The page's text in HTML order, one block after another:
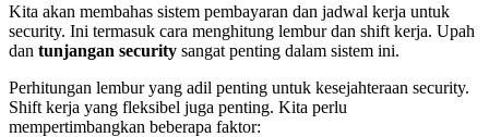
Kita akan membahas sistem pembayaran dan jadwal kerja untuk
security. Ini termasuk cara menghitung lembur dan shift kerja. Upah
dan tunjangan security sangat penting dalam sistem ini.
Perhitungan lembur yang adil penting untuk kesejahteraan security.
Shift kerja yang fleksibel juga penting. Kita perlu
mempertimbangkan beberapa faktor: